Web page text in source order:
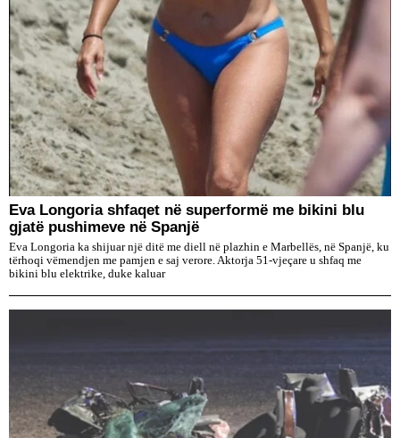
Eva Longoria shfaqet në superformë me bikini blu
gjatë pushimeve në Spanjë
Eva Longoria ka shijuar një ditë me diell në plazhin e Marbellës, në Spanjë, ku
tërhoqi vëmendjen me pamjen e saj verore. Aktorja 51-vjeçare u shfaq me
bikini blu elektrike, duke kaluar